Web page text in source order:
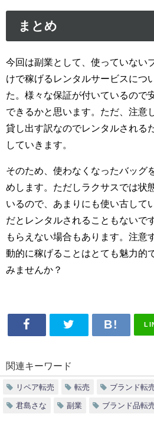
まとめ
今回は副業として、使っていない
けで稼げるレンタルサービスにつ
た。様々な保証が付いているので
できるかと思います。ただ、注意
貸し出す訳なのでレンタルされる
していきます。
そのため、使わなくなったバッグ
めします。ただしラクサスでは状
いるので、あまりにも使い古して
だとレンタルされることもないで
もらえない場合もあります。注意
動的に稼げることはとても魅力的
みませんか？
関連キーワード
リペア転売 転売 ブランド転
君島さな 副業 ブランド品転